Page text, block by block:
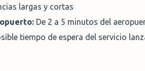
largas y cortas
De 2 a 5 minutos del
tiempo de espera del servicio